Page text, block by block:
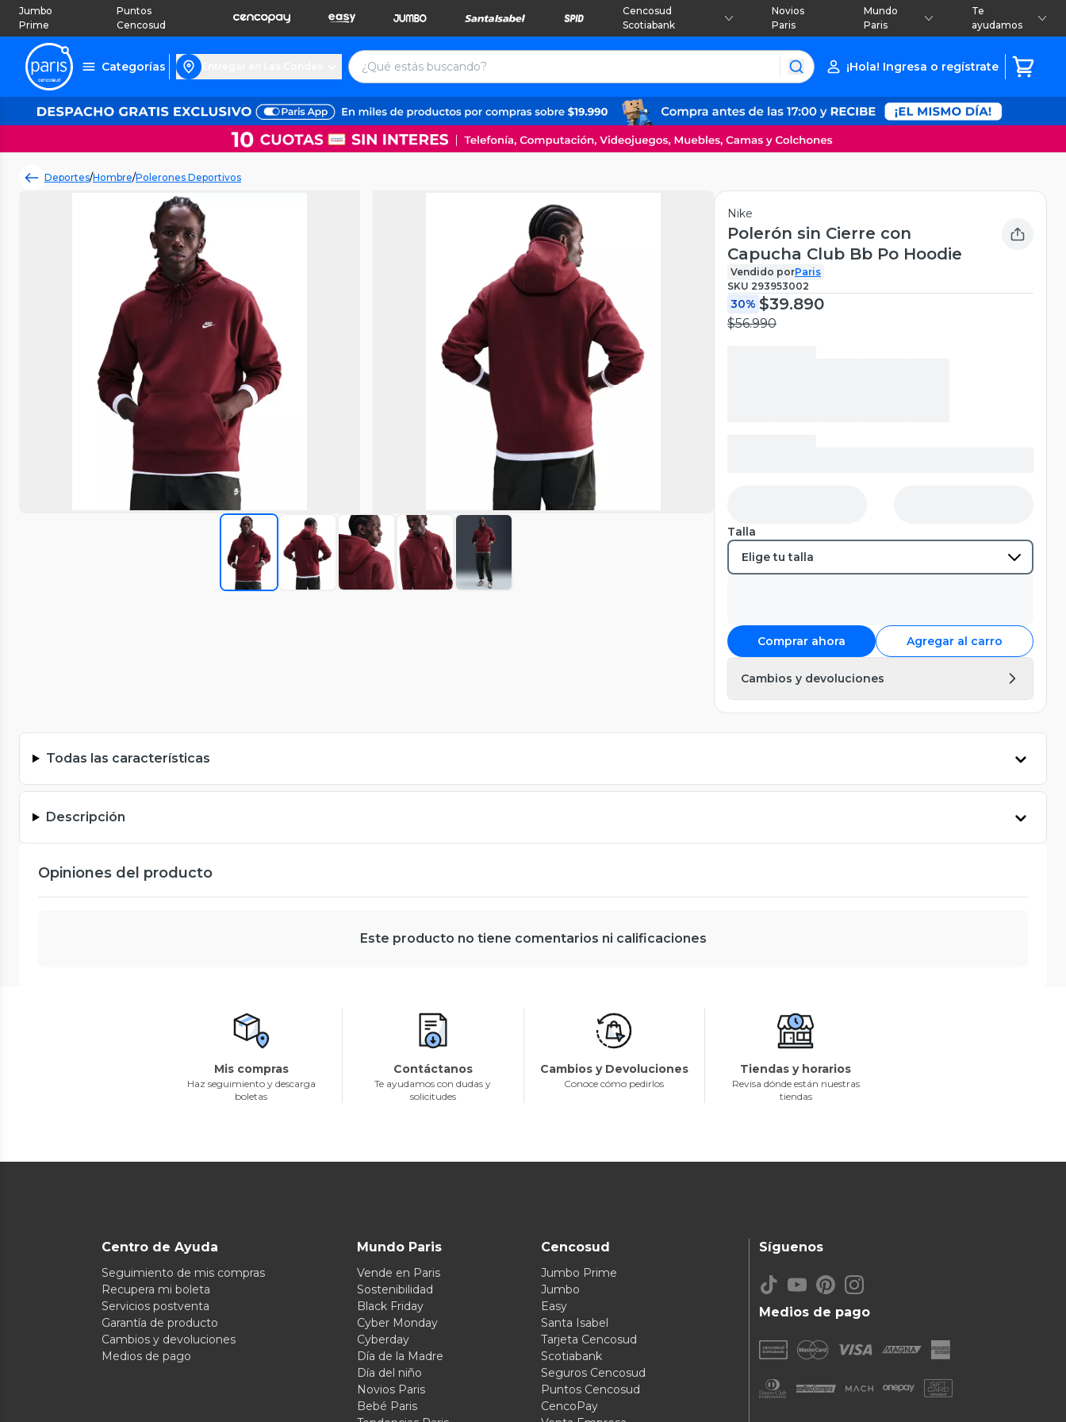
Jumbo
Prime
Puntos
Cencosud
Cencosud
Scotiabank
Novios
Paris
Mundo
Paris
Te
ayudamos
Categorías ¡Hola! Ingresa o regístrate
Deportes/Hombre/Polerones Deportivos
Nike
Polerón sin Cierre con
Capucha Club Bb Po Hoodie
Vendido porParis
SKU 293953002
30% $39.890
$56.990
Talla
Comprar ahora Agregar al carro
Cambios y devoluciones
Todas las características
Descripción
Opiniones del producto
Este producto no tiene comentarios ni calificaciones
Mis compras
Haz seguimiento y descarga
boletas
Contáctanos
Te ayudamos con dudas y
solicitudes
Cambios y Devoluciones
Conoce cómo pedirlos
Tiendas y horarios
Revisa dónde están nuestras
tiendas
Centro de Ayuda
Seguimiento de mis compras
Recupera mi boleta
Servicios postventa
Garantía de producto
Cambios y devoluciones
Medios de pago
Mundo Paris
Vende en Paris
Sostenibilidad
Black Friday
Cyber Monday
Cyberday
Día de la Madre
Día del niño
Novios Paris
Bebé Paris
Cencosud
Jumbo Prime
Jumbo
Easy
Santa Isabel
Tarjeta Cencosud
Scotiabank
Seguros Cencosud
Puntos Cencosud
CencoPay
Medios de pago
Síguenos